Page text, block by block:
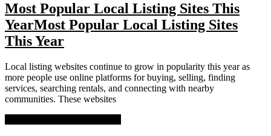
Most Popular Local Listing Sites This
YearMost Popular Local Listing Sites
This Year
Local listing websites continue to grow in popularity this year as
more people use online platforms for buying, selling, finding
services, searching rentals, and connecting with nearby
communities. These websites